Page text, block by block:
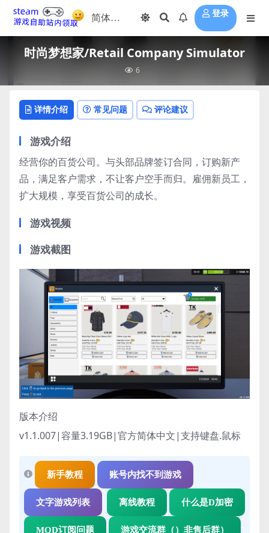
登录
时尚梦想家/Retail Company Simulator
6
详情介绍 常见问题 评论建议
游戏介绍
经营你的百货公司。与头部品牌签订合同，订购新产
品，满足客户需求，不让客户空手而归。雇佣新员工，
扩大规模，享受百货公司的成长。
游戏视频
游戏截图
版本介绍
v1.1.007|容量3.19GB|官方简体中文|支持键盘.鼠标
新手教程 账号内找不到游戏
文字游戏列表 离线教程 什么是D加密
MOD订阅问题 游戏交流群（）非售后群）